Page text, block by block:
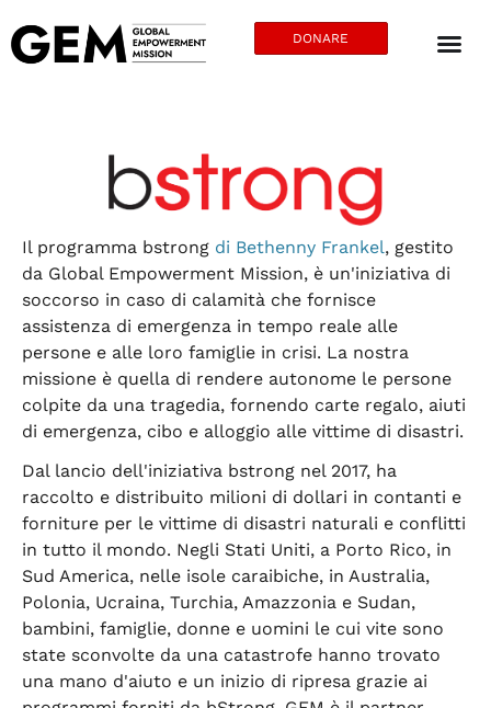
DONARE
Il programma bstrong di Bethenny Frankel, gestito
da Global Empowerment Mission, è un'iniziativa di
soccorso in caso di calamità che fornisce
assistenza di emergenza in tempo reale alle
persone e alle loro famiglie in crisi. La nostra
missione è quella di rendere autonome le persone
colpite da una tragedia, fornendo carte regalo, aiuti
di emergenza, cibo e alloggio alle vittime di disastri.
Dal lancio dell'iniziativa bstrong nel 2017, ha
raccolto e distribuito milioni di dollari in contanti e
forniture per le vittime di disastri naturali e conflitti
in tutto il mondo. Negli Stati Uniti, a Porto Rico, in
Sud America, nelle isole caraibiche, in Australia,
Polonia, Ucraina, Turchia, Amazzonia e Sudan,
bambini, famiglie, donne e uomini le cui vite sono
state sconvolte da una catastrofe hanno trovato
una mano d'aiuto e un inizio di ripresa grazie ai